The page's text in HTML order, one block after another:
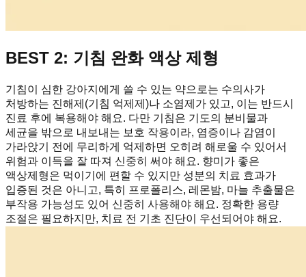
BEST 2: 기침 완화 액상 제형
기침이 심한 강아지에게 쓸 수 있는 약으로는 수의사가
처방하는 진해제(기침 억제제)나 소염제가 있고, 이는 반드시
진료 후에 복용해야 해요. 다만 기침은 기도의 분비물과
세균을 밖으로 내보내는 보호 작용이라, 염증이나 감염이
가라앉기 전에 무리하게 억제하면 오히려 해로울 수 있어서
위험과 이득을 잘 따져 신중히 써야 해요. 향미가 좋은
액상제형은 먹이기에 편할 수 있지만 성분의 치료 효과가
입증된 것은 아니고, 특히 프로폴리스, 레몬밤, 마늘 추출물은
부작용 가능성도 있어 신중히 사용해야 해요. 정확한 용량
조절은 필요하지만, 치료 전 기초 진단이 우선되어야 해요.